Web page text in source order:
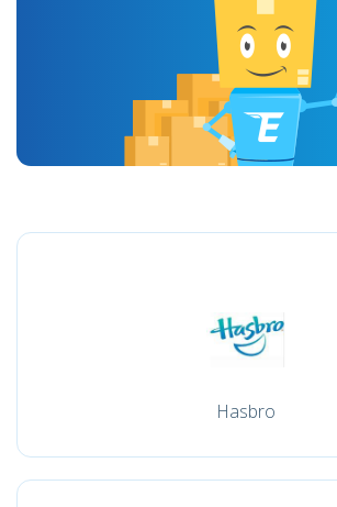
Hasbro